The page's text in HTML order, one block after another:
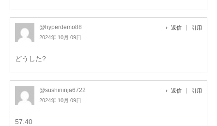
@hyperdemo88
2024年 10月 09日
返信 引用
どうした?
@sushininja6722
2024年 10月 09日
返信 引用
57:40